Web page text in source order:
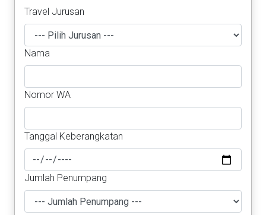
Travel Jurusan
Nama
Nomor WA
Tanggal Keberangkatan
Jumlah Penumpang